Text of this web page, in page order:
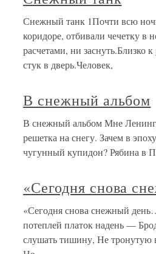
Снежный танк 1Почти всю
коридоре, отбивали чечетку в
расчетами, ни заснуть.Близко
стук в дверь.Человек,
В снежный альбом
В снежный альбом Мне
решетка на снегу. Зачем в
чугунный купидон? Рябина в
«Сегодня снова
«Сегодня снова снежный
потеплей платок надень —
слушать тишину, Не тронутую